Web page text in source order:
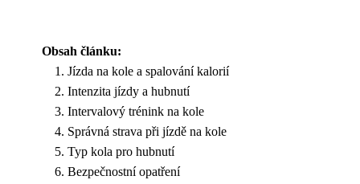
Obsah článku:
Jízda na kole a spalování kalorií
Intenzita jízdy a hubnutí
Intervalový trénink na kole
Správná strava při jízdě na kole
Typ kola pro hubnutí
Bezpečnostní opatření